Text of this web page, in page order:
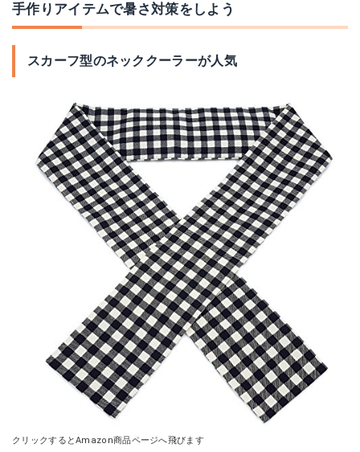
手作りアイテムで暑さ対策をしよう
スカーフ型のネッククーラーが人気
クリックするとAmazon商品ページへ飛びます